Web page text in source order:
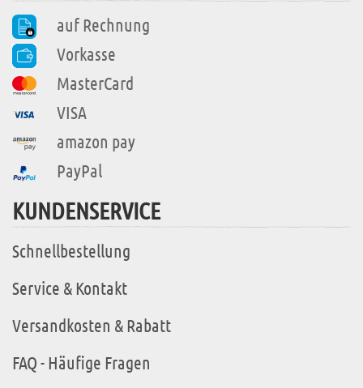
auf Rechnung
Vorkasse
MasterCard
VISA
amazon pay
PayPal
KUNDENSERVICE
Schnellbestellung
Service & Kontakt
Versandkosten & Rabatt
FAQ - Häufige Fragen